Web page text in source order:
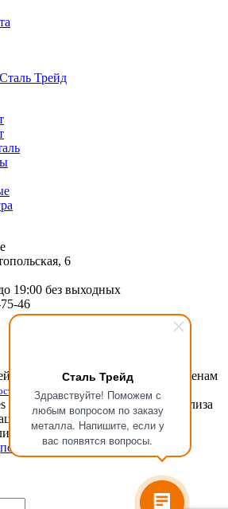
Сталь Трейд
Здравствуйте! Поможем с
любым вопросом по заказу
металла. Напишите, если у
вас появятся вопросы.
6
19:00 без выходных
46
Металлопрокатпо выгодным ценам
улучшения работы сайта, анализа
на кнопку "Понятно", вы
политикой конфиденциальности